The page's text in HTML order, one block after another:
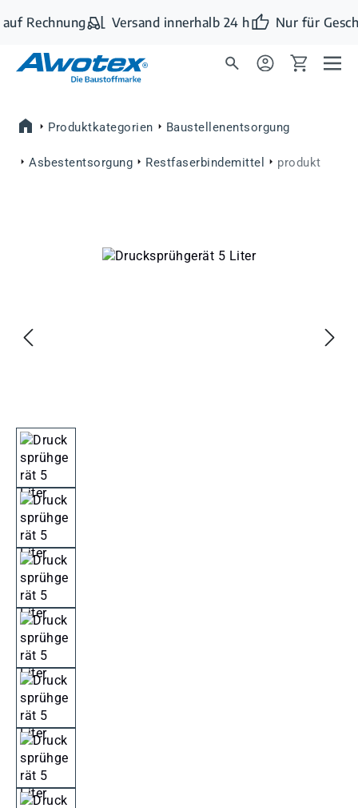
Zum Hauptinhalt springen
Rechnung Versand innerhalb 24 h Nur für
Produktkategorien Baustellenentsorgung
Asbestentsorgung Restfaserbindemittel produkt
Bildergalerie überspringen